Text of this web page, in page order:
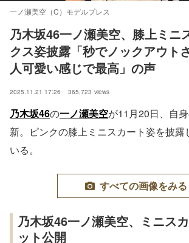
一ノ瀬美空（C）モデルプレス
乃木坂46一ノ瀬美空、膝上ミニ
クス姿披露「秒でノックアウト
人可愛い感じで最高」の声
2025.11.21 17:26 365,723 views
乃木坂46の一ノ瀬美空が11月20日、自
新。ピンクの膝上ミニスカート姿を披
いる。
すべての画像をみる
乃木坂46一ノ瀬美空、ミニス
ット公開